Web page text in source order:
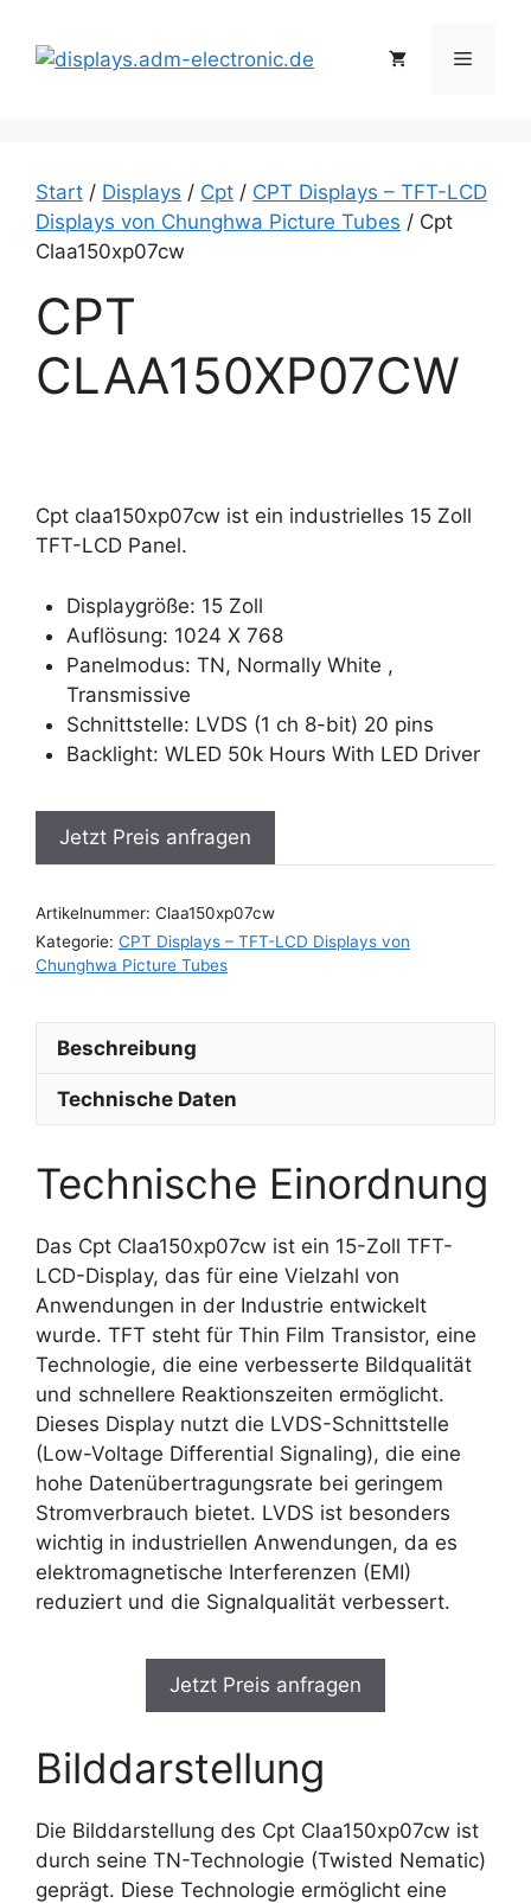
Inhalt
springen
Menü
Start / Displays / Cpt / CPT Displays – TFT-LCD
Displays von Chunghwa Picture Tubes / Cpt
Claa150xp07cw
CPT
CLAA150XP07CW
Cpt claa150xp07cw ist ein industrielles 15 Zoll
TFT-LCD Panel.
Displaygröße: 15 Zoll
Auflösung: 1024 X 768
Panelmodus: TN, Normally White ,
Transmissive
Schnittstelle: LVDS (1 ch 8-bit) 20 pins
Backlight: WLED 50k Hours With LED Driver
Jetzt Preis anfragen
Artikelnummer: Claa150xp07cw
Kategorie: CPT Displays – TFT-LCD Displays von
Chunghwa Picture Tubes
Beschreibung
Technische Daten
Technische Einordnung
Das Cpt Claa150xp07cw ist ein 15-Zoll TFT-
LCD-Display, das für eine Vielzahl von
Anwendungen in der Industrie entwickelt
wurde. TFT steht für Thin Film Transistor, eine
Technologie, die eine verbesserte Bildqualität
und schnellere Reaktionszeiten ermöglicht.
Dieses Display nutzt die LVDS-Schnittstelle
(Low-Voltage Differential Signaling), die eine
hohe Datenübertragungsrate bei geringem
Stromverbrauch bietet. LVDS ist besonders
wichtig in industriellen Anwendungen, da es
elektromagnetische Interferenzen (EMI)
reduziert und die Signalqualität verbessert.
Jetzt Preis anfragen
Bilddarstellung
Die Bilddarstellung des Cpt Claa150xp07cw ist
durch seine TN-Technologie (Twisted Nematic)
geprägt. Diese Technologie ermöglicht eine